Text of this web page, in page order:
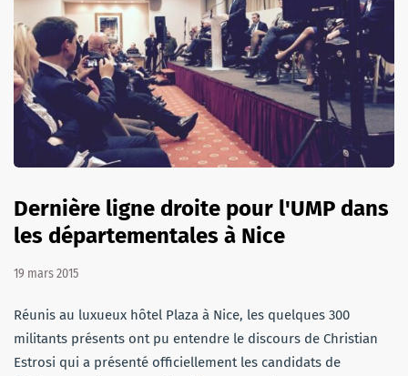
Dernière ligne droite pour l'UMP dans
les départementales à Nice
19 mars 2015
Réunis au luxueux hôtel Plaza à Nice, les quelques 300
militants présents ont pu entendre le discours de Christian
Estrosi qui a présenté officiellement les candidats de